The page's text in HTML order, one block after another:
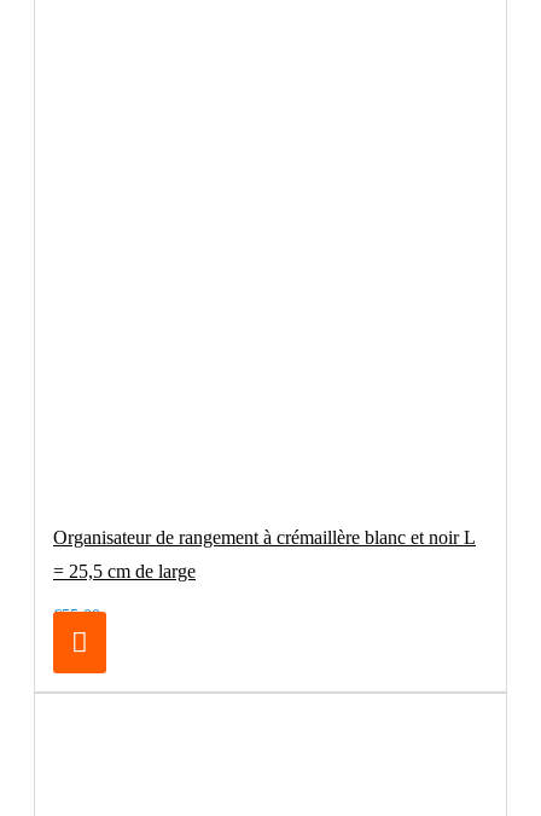
Organisateur de rangement à crémaillère blanc et noir L
= 25,5 cm de large
€55.00